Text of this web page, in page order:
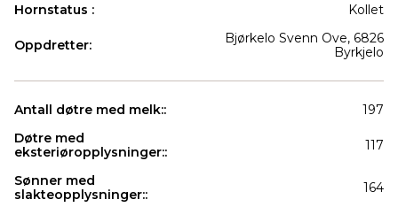
Hornstatus :
Kollet
Oppdretter:
Bjørkelo Svenn Ove, 6826
Byrkjelo
Antall døtre med melk::
197
Døtre med
eksteriøropplysninger::
117
Sønner med
slakteopplysninger::
164